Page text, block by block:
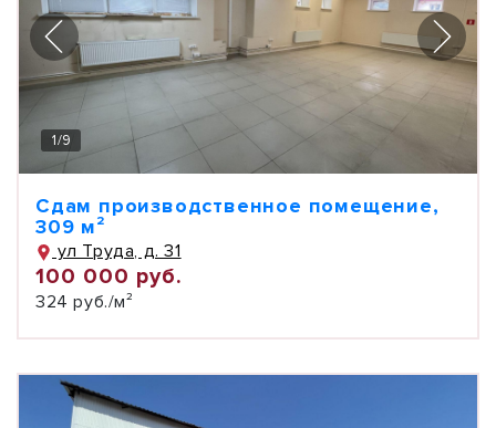
1/9
Сдам производственное помещение,
309 м²
ул Труда, д. 31
100 000 руб.
324 руб./м²